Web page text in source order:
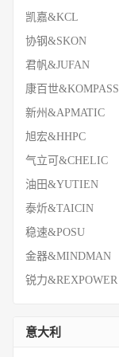
凯嘉&KCL
协钢&SKON
君帆&JUFAN
康百世&KOMPASS
新州&APMATIC
旭宏&HHPC
气立可&CHELIC
油田&YUTIEN
泰炘&TAICIN
稳速&POSU
金器&MINDMAN
锐力&REXPOWER
意大利